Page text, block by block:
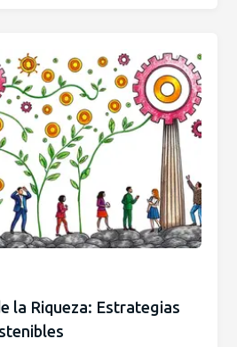
la Riqueza: Estrategias